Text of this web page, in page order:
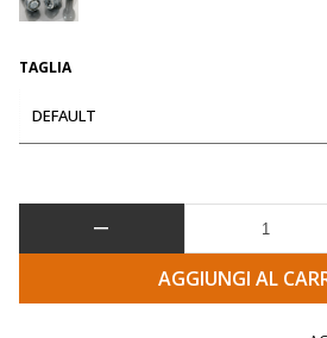
TAGLIA
DEFAULT
AGGIUNGI AL